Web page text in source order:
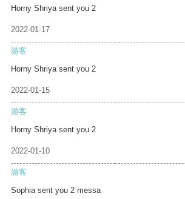
Horny Shriya sent you 2
2022-01-17
游客
Horny Shriya sent you 2
2022-01-15
游客
Horny Shriya sent you 2
2022-01-10
游客
Sophia sent you 2 messa